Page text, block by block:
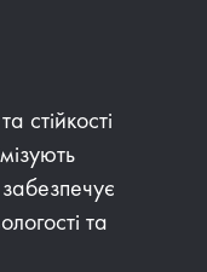
стійкості
та